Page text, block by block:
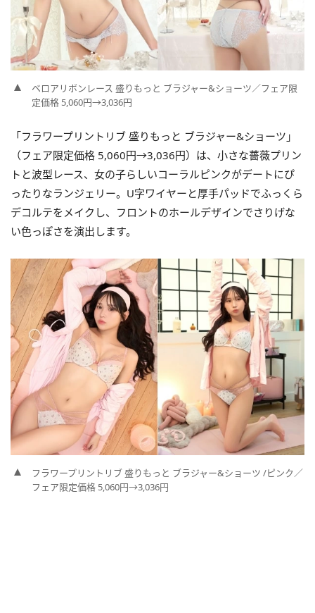
ベロアリボンレース 盛りもっと ブラジャー&ショーツ／フェア限
定価格 5,060円→3,036円
「フラワープリントリブ 盛りもっと ブラジャー&ショーツ」
（フェア限定価格 5,060円→3,036円）は、小さな薔薇プリン
トと波型レース、女の子らしいコーラルピンクがデートにぴ
ったりなランジェリー。U字ワイヤーと厚手パッドでふっくら
デコルテをメイクし、フロントのホールデザインでさりげな
い色っぽさを演出します。
フラワープリントリブ 盛りもっと ブラジャー&ショーツ /ピンク／
フェア限定価格 5,060円→3,036円